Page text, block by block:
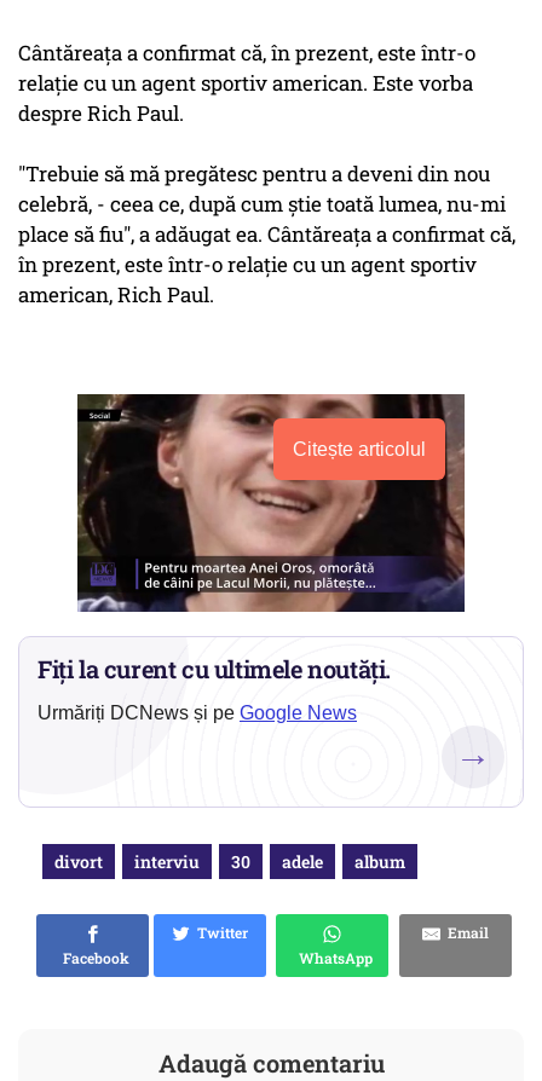
Cântăreaţa a confirmat că, în prezent, este într-o
relaţie cu un agent sportiv american. Este vorba
despre Rich Paul.
"Trebuie să mă pregătesc pentru a deveni din nou
celebră, - ceea ce, după cum ştie toată lumea, nu-mi
place să fiu", a adăugat ea. Cântăreaţa a confirmat că,
în prezent, este într-o relaţie cu un agent sportiv
american, Rich Paul.
Citește articolul
Fiți la curent cu ultimele noutăți.
Urmăriți DCNews și pe Google News
→
divort interviu 30 adele album
Facebook
Twitter
WhatsApp
Email
Adaugă comentariu